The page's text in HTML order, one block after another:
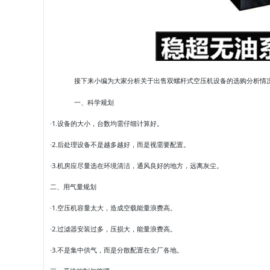
接下来小编为大家分析关于出售双螺杆式空压机设备的选购分析情
一、科学规划
·1.设备的大小，台数均需仔细计算好。
·2.后处理设备不是越多越好，而是视需要配置。
·3.机房应尽量选在环境清洁，通风良好的地方，远离灰尘。
二、用气量规划
·1.空压机容量太大，造成空载能量浪费高。
·2.过滤器安装过多，压损大，能量浪费高。
·3.不是集中供气，而是分散配置在全厂各地。